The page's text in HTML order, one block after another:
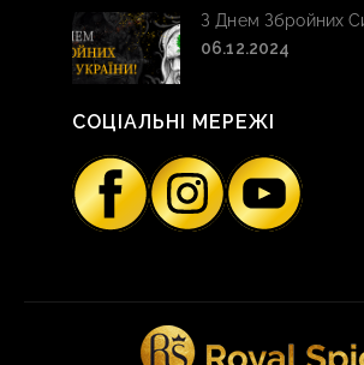
З Днем Збройних
06.12.2024
СОЦІАЛЬНІ МЕРЕЖІ